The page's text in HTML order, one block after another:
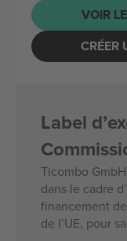
VOIR
CRÉER
Label
Ticombo
dans le cadre
financement
de l’UE, pour